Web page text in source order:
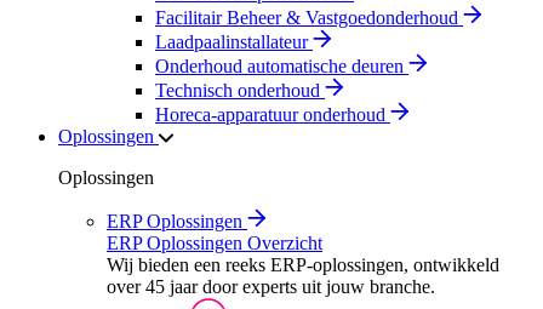
Facilitair Beheer & Vastgoedonderhoud
Laadpaalinstallateur
Onderhoud automatische deuren
Technisch onderhoud
Horeca-apparatuur onderhoud
Oplossingen
Oplossingen
ERP Oplossingen
ERP Oplossingen Overzicht
Wij bieden een reeks ERP-oplossingen, ontwikkeld
over 45 jaar door experts uit jouw branche.